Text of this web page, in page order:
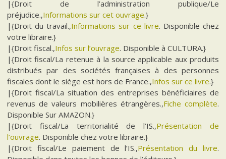
|{Droit de l’administration publique/Le
préjudice.,Informations sur cet ouvrage.}
|{Droit du travail.,Informations sur ce livre. Disponible chez
votre libraire.}
|{Droit fiscal.,Infos sur l’ouvrage. Disponible à CULTURA.}
|{Droit fiscal/La retenue à la source applicable aux produits
distribués par des sociétés françaises à des personnes
fiscales dont le siège est hors de France.,Infos sur ce livre.}
|{Droit fiscal/La situation des entreprises bénéficiaires de
revenus de valeurs mobilières étrangères.,Fiche complète.
Disponible Sur AMAZON.}
|{Droit fiscal/La territorialité de l’IS.,Présentation de
l’ouvrage. Disponible chez votre libraire.}
|{Droit fiscal/Le paiement de l’IS.,Présentation du livre.